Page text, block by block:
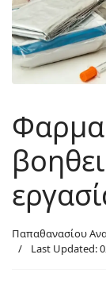
Παπαθανασίου
Last Updated: